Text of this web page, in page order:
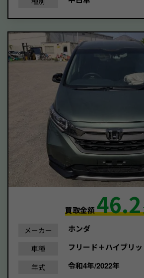
買取金額46.2
メーカー ホンダ
車種 フリード＋ハイブリ
年式 令和4年/2022年